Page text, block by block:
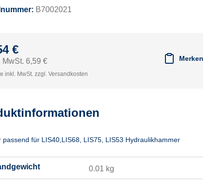
B7002021
€
MwSt. 6,59 €
inkl. MwSt. zzgl. Versandkosten
Merken
passend für LIS40,LIS68, LIS75, LIS53 Hydraulikhammer
0.01 kg